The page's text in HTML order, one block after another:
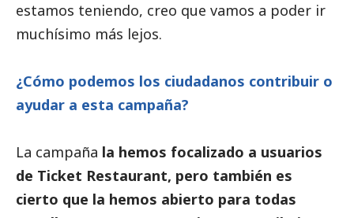
estamos teniendo, creo que vamos a poder ir
muchísimo más lejos.
¿Cómo podemos los ciudadanos contribuir o
ayudar a esta campaña?
La campaña la hemos focalizado a usuarios
de Ticket Restaurant, pero también es
cierto que la hemos abierto para todas